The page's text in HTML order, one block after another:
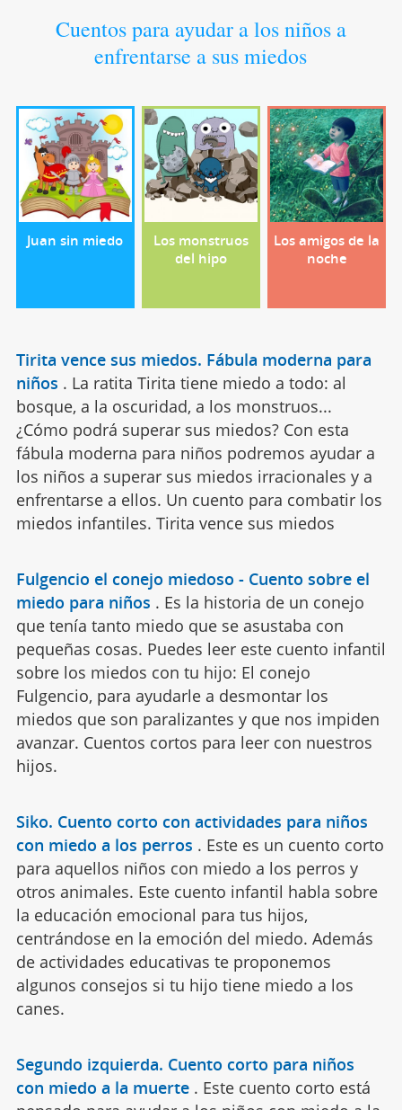
Cuentos para ayudar a los niños a
enfrentarse a sus miedos
Juan sin miedo
Los monstruos
del hipo
Los amigos de la
noche
Tirita vence sus miedos. Fábula moderna para
niños . La ratita Tirita tiene miedo a todo: al
bosque, a la oscuridad, a los monstruos...
¿Cómo podrá superar sus miedos? Con esta
fábula moderna para niños podremos ayudar a
los niños a superar sus miedos irracionales y a
enfrentarse a ellos. Un cuento para combatir los
miedos infantiles. Tirita vence sus miedos
Fulgencio el conejo miedoso - Cuento sobre el
miedo para niños . Es la historia de un conejo
que tenía tanto miedo que se asustaba con
pequeñas cosas. Puedes leer este cuento infantil
sobre los miedos con tu hijo: El conejo
Fulgencio, para ayudarle a desmontar los
miedos que son paralizantes y que nos impiden
avanzar. Cuentos cortos para leer con nuestros
hijos.
Siko. Cuento corto con actividades para niños
con miedo a los perros . Este es un cuento corto
para aquellos niños con miedo a los perros y
otros animales. Este cuento infantil habla sobre
la educación emocional para tus hijos,
centrándose en la emoción del miedo. Además
de actividades educativas te proponemos
algunos consejos si tu hijo tiene miedo a los
canes.
Segundo izquierda. Cuento corto para niños
con miedo a la muerte . Este cuento corto está